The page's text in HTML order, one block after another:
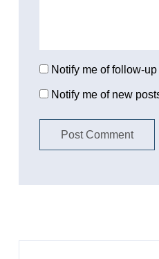
Notify me of follow-
Notify me of new